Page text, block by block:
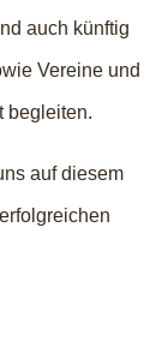
auch künftig
Vereine und
begleiten.
auf diesem